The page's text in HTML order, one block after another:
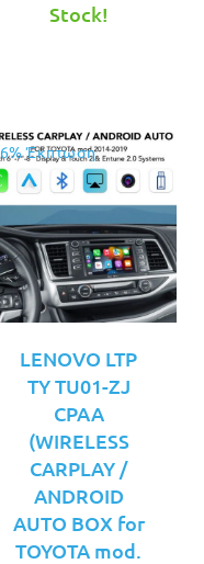
Stock!
6% Έκπτωση
LENOVO LTP
TY TU01-ZJ
CPAA
(WIRELESS
CARPLAY /
ANDROID
AUTO BOX for
TOYOTA mod.